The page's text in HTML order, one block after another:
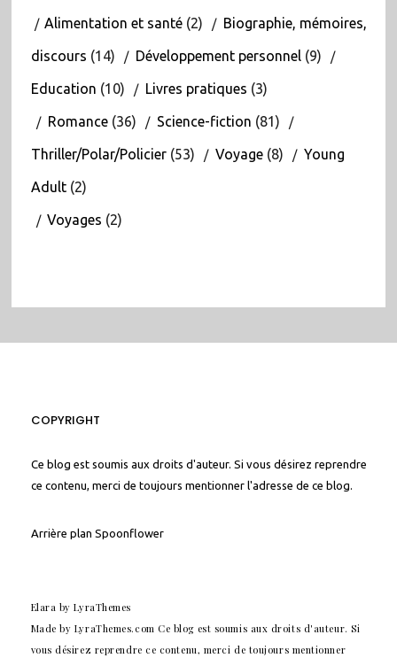
Alimentation et santé(2) Biographie, mémoires,
discours (14) Développement personnel(9)
Education (10) Livres pratiques (3)
Romance(36) Science-fiction (81)
Thriller/Polar/Policier(53) Voyage(8) Young
Adult(2)
Voyages (2)
COPYRIGHT
Ce blog est soumis aux droits d'auteur. Si vous désirez reprendre
ce contenu, merci de toujours mentionner l'adresse de ce blog.
Arrière plan Spoonflower
Elara by LyraThemes
Made by LyraThemes.com Ce blog est soumis aux droits d'auteur. Si
vous désirez reprendre ce contenu, merci de toujours mentionner